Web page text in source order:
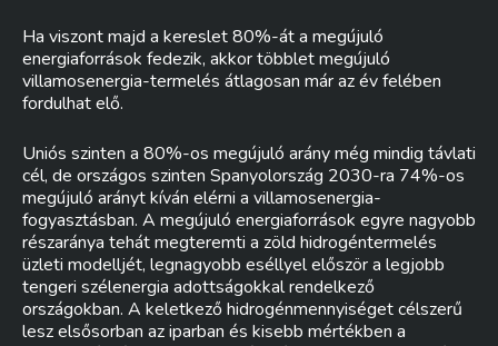
Ha viszont majd a kereslet 80%-át a megújuló
energiaforrások fedezik, akkor többlet megújuló
villamosenergia-termelés átlagosan már az év felében
fordulhat elő.
Uniós szinten a 80%-os megújuló arány még mindig távlati
cél, de országos szinten Spanyolország 2030-ra 74%-os
megújuló arányt kíván elérni a villamosenergia-
fogyasztásban. A megújuló energiaforrások egyre nagyobb
részaránya tehát megteremti a zöld hidrogéntermelés
üzleti modelljét, legnagyobb eséllyel először a legjobb
tengeri szélenergia adottságokkal rendelkező
országokban. A keletkező hidrogénmennyiséget célszerű
lesz elsősorban az iparban és kisebb mértékben a